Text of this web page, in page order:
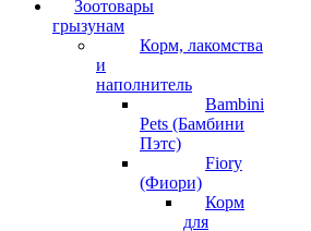
Зоотовары
грызунам
Корм, лакомства
и
наполнитель
Bambini
Pets (Бамбини
Пэтс)
Fiory
(Фиори)
Корм
для